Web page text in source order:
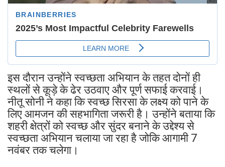
इस दौरान उन्होंने स्वच्छता अभियान के तहत दोनों ही
स्थलों से कूड़े के ढेर उठवाए और पूर्ण सफाई करवाई।
नीतू सोनी ने कहा कि स्वच्छ सिरसा के लक्ष्य को पाने के
लिए आमजन की सहभागिता जरूरी है। उन्होंने बताया कि
शहरी क्षेत्रों को स्वच्छ और सुंदर बनाने के उद्देश्य से
स्वच्छता अभियान चलाया जा रहा है जोकि आगामी 7
नवंबर तक चलेगा।